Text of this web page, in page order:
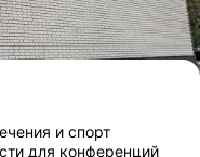
и спорт
для конференций